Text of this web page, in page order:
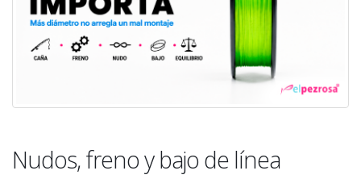
Nudos, freno y bajo de línea